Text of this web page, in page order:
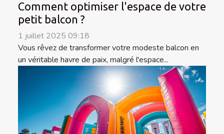
Comment optimiser l'espace de votre
petit balcon ?
1 juillet 2025 09:18
Vous rêvez de transformer votre modeste balcon en
un véritable havre de paix, malgré l'espace...